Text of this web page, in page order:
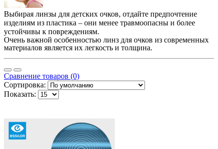
Выбирая линзы для детских очков, отдайте предпочтение
изделиям из пластика – они менее травмоопасны и более
устойчивы к повреждениям.
Очень важной особенностью линз для очков из современных
материалов является их легкость и толщина.
Сравнение товаров (0)
Сортировка:
Показать: